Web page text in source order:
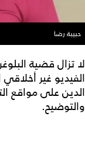
حبيبة رضا
لا تزال قضية
الفيديو غير
الدين على مواقع
والتوضيح.